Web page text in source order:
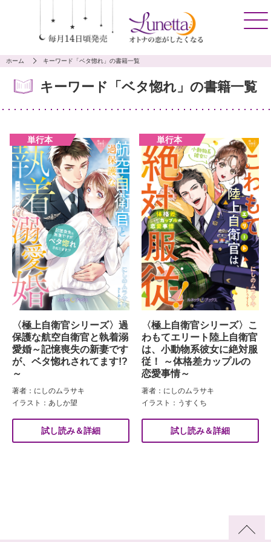
ホーム キーワード「ベタ惚れ」の書籍一覧
キーワード「ベタ惚れ」の書籍一覧
〈極上自衛官シリーズ〉過
保護な航空自衛官と執着溺
愛婚～記憶喪失の新妻です
が、ベタ惚れされてます!?
～
著者：にしのムラサキ
イラスト：あしか望
試し読み＆詳細
〈極上自衛官シリーズ〉こ
わもてエリート陸上自衛官
は、小動物系彼女に絶対服
従！ ～体格差カップルの
恋愛事情～
著者：にしのムラサキ
イラスト：うすくち
試し読み＆詳細